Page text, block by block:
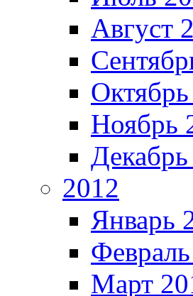
Август
Ноябрь
2012
Январь
Март